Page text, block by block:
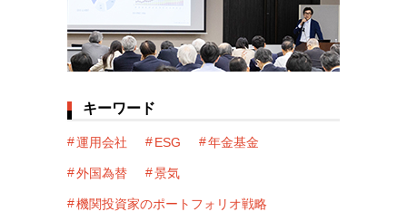
キーワード
運用会社 ESG 年金基金
外国為替 景気
機関投資家のポートフォリオ戦略